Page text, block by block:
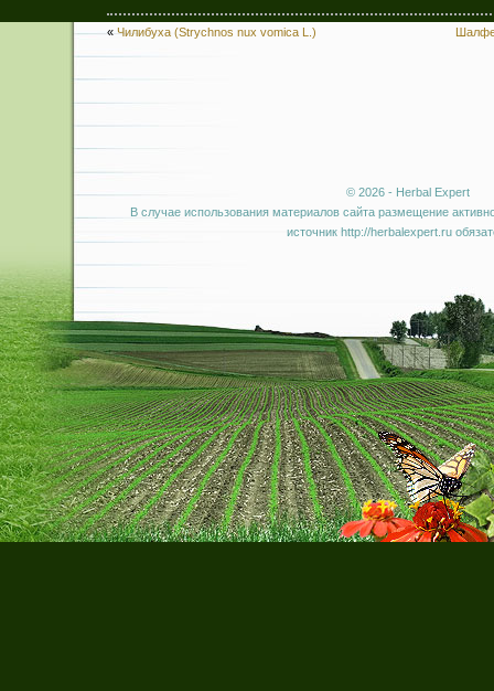
« Чилибуха (Strychnos nux vomica L.)
© 2026 - Herbal Expert
В случае использования материалов сайта размещение
источник http://herbalexpert.ru